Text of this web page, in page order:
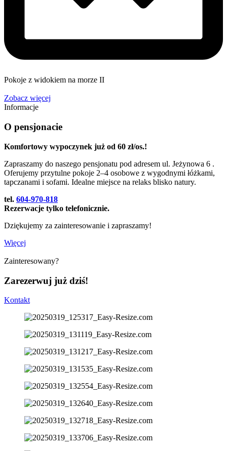
Pokoje z widokiem na morze II
Zobacz więcej
Informacje
O pensjonacie
Komfortowy wypoczynek już od 60 zł/os.!
Zapraszamy do naszego pensjonatu pod adresem ul. Jeżynowa 6 .
Oferujemy przytulne pokoje 2–4 osobowe z wygodnymi łóżkami,
tapczanami i sofami. Idealne miejsce na relaks blisko natury.
tel. 604-970-818
Rezerwacje tylko telefonicznie.
Dziękujemy za zainteresowanie i zapraszamy!
Więcej
Zainteresowany?
Zarezerwuj już dziś!
Kontakt